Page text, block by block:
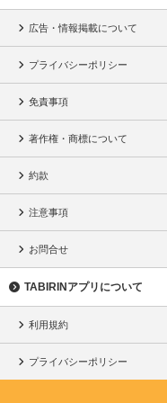
広告・情報掲載について
プライバシーポリシー
免責事項
著作権・商標について
約款
注意事項
お問合せ
TABIRINアプリについて
利用規約
プライバシーポリシー